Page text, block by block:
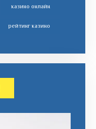
казино онлайн
рейтинг казино